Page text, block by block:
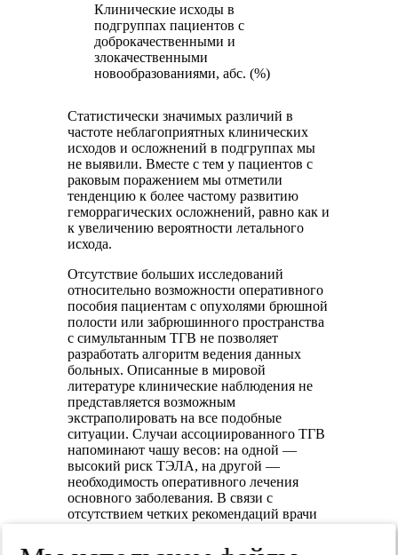
Клинические исходы в
подгруппах пациентов с
доброкачественными и
злокачественными
новообразованиями, абс. (%)
Статистически значимых различий в
частоте неблагоприятных клинических
исходов и осложнений в подгруппах мы
не выявили. Вместе с тем у пациентов с
раковым поражением мы отметили
тенденцию к более частому развитию
геморрагических осложнений, равно как и
к увеличению вероятности летального
исхода.
Отсутствие больших исследований
относительно возможности оперативного
пособия пациентам с опухолями брюшной
полости или забрюшинного пространства
с симультанным ТГВ не позволяет
разработать алгоритм ведения данных
больных. Описанные в мировой
литературе клинические наблюдения не
представляется возможным
экстраполировать на все подобные
ситуации. Случаи ассоциированного ТГВ
напоминают чашу весов: на одной —
высокий риск ТЭЛА, на другой —
необходимость оперативного лечения
основного заболевания. В связи с
отсутствием четких рекомендаций врачи
имеющегося у них опыта.